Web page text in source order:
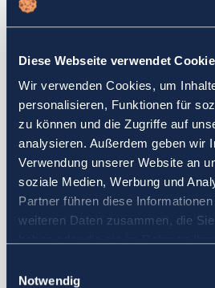
Diese Webseite verwendet
Wir verwenden Cookies, um
personalisieren, Funktionen für
zu können und die Zugriffe auf
analysieren. Außerdem geben wir
Verwendung unserer Website an
soziale Medien, Werbung und
Partner führen diese
weiteren Daten zusammen, die
Notwendig